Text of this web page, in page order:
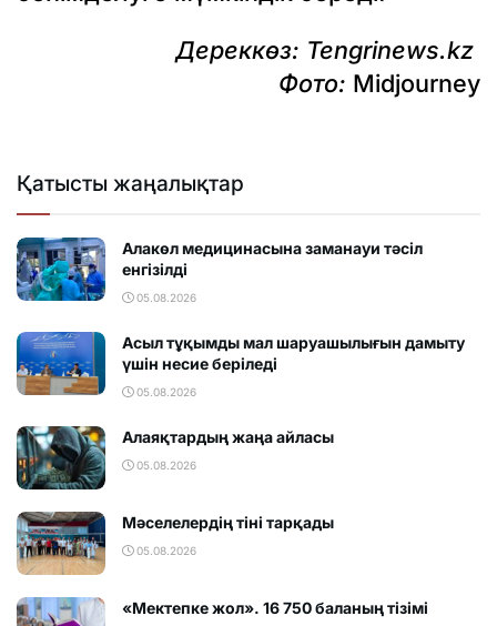
Дереккөз: Tengrinews.kz
Фото: Midjourney
Қатысты жаңалықтар
Алакөл медицинасына заманауи тәсіл
енгізілді
05.08.2026
Асыл тұқымды мал шаруашылығын дамыту
үшін несие беріледі
05.08.2026
Алаяқтардың жаңа айласы
05.08.2026
Мәселелердің тіні тарқады
05.08.2026
«Мектепке жол». 16 750 баланың тізімі